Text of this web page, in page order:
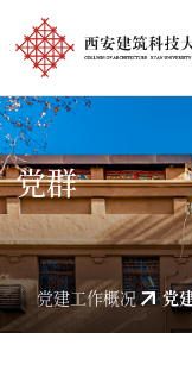
党群
党建工作概况 党